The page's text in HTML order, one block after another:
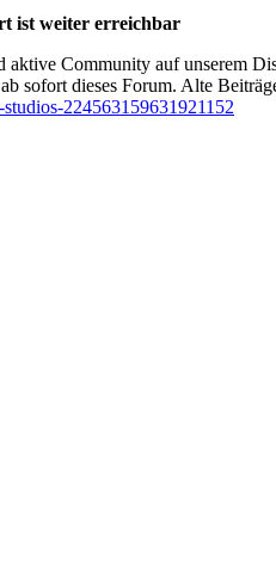
ist weiter erreichbar
aktive Community auf unserem
sofort dieses Forum. Alte
224563159631921152